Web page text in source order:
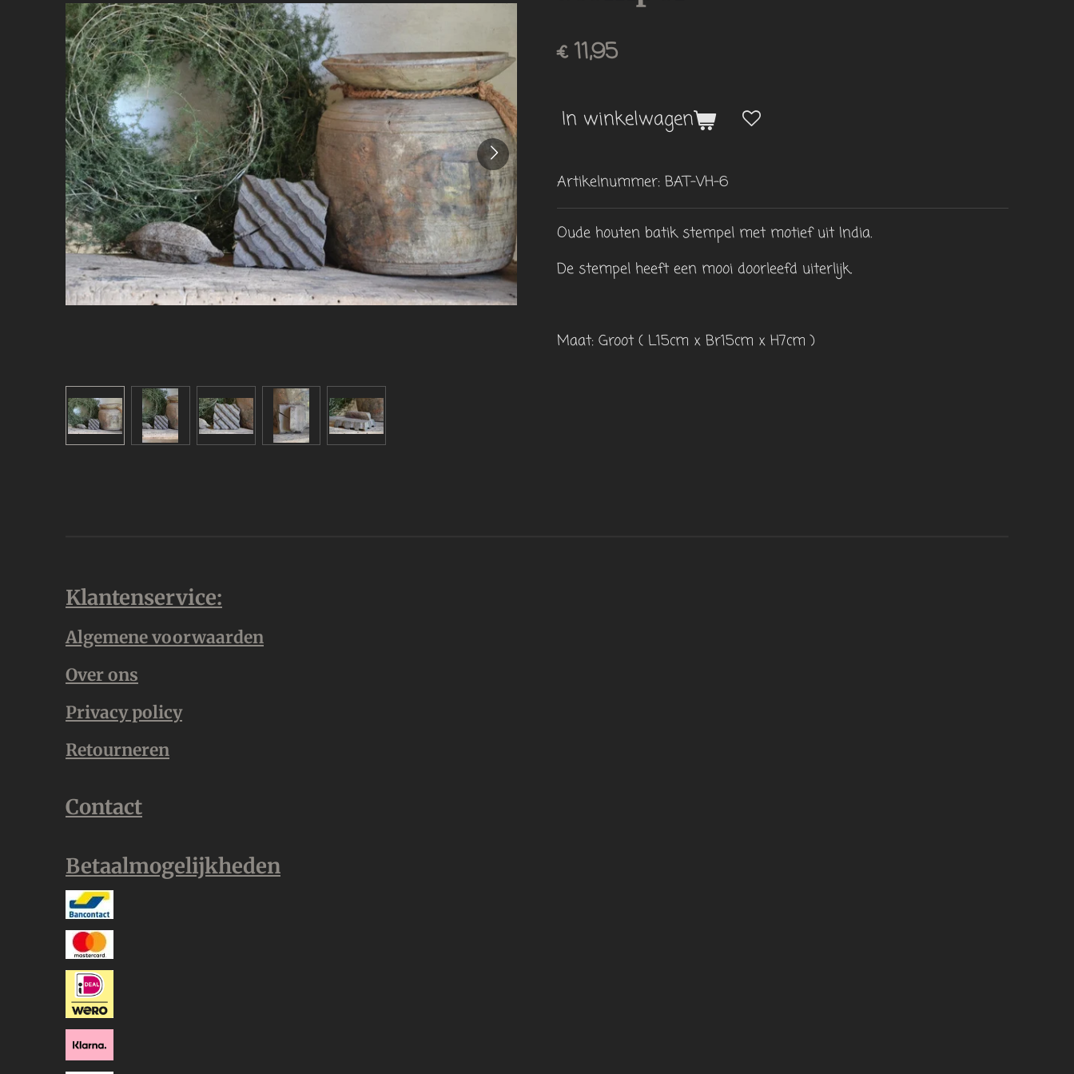
€ 11,95
In winkelwagen
Artikelnummer: BAT-VH-6
Oude houten batik stempel met motief uit India.
De stempel heeft een mooi doorleefd uiterlijk.
Maat: Groot ( L15cm x Br15cm x H7cm )
Klantenservice:
Algemene voorwaarden
Over ons
Privacy policy
Retourneren
Contact
Betaalmogelijkheden